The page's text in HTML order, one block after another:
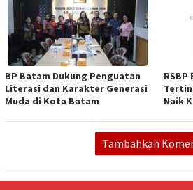
BP Batam Dukung Penguatan
Literasi dan Karakter Generasi
Muda di Kota Batam
Naik
Tambahkan